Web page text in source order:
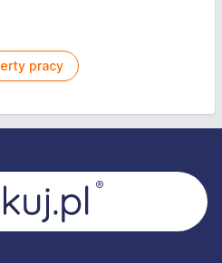
pracy